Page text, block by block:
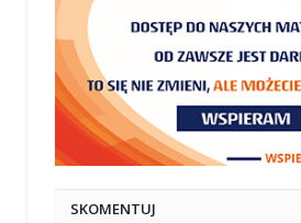
SKOMENTUJ